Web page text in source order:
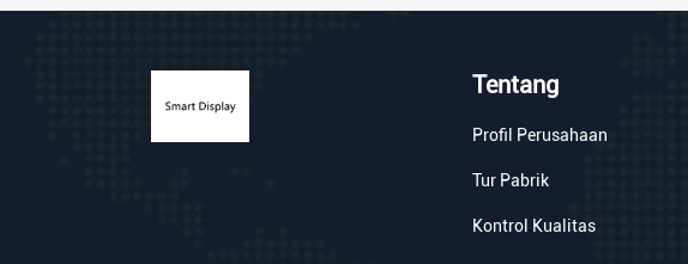
Tentang
Profil Perusahaan
Tur Pabrik
Kontrol Kualitas